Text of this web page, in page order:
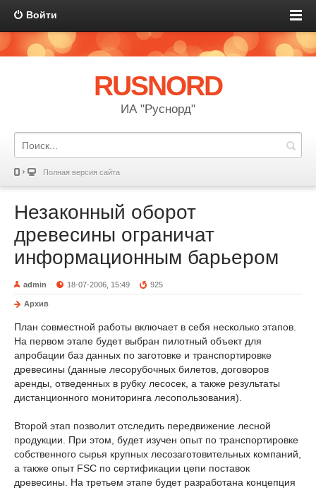
Войти
RUSNORD
ИА "Руснорд"
Полная версия сайта
Незаконный оборот
древесины ограничат
информационным барьером
admin 18-07-2006, 15:49 925
Архив
План совместной работы включает в себя несколько этапов.
На первом этапе будет выбран пилотный объект для
апробации баз данных по заготовке и транспортировке
древесины (данные лесорубочных билетов, договоров
аренды, отведенных в рубку лесосек, а также результаты
дистанционного мониторинга лесопользования).
Второй этап позволит отследить передвижение лесной
продукции. При этом, будет изучен опыт по транспортировке
собственного сырья крупных лесозаготовительных компаний,
а также опыт FSC по сертификации цепи поставок
древесины. На третьем этапе будет разработана концепция